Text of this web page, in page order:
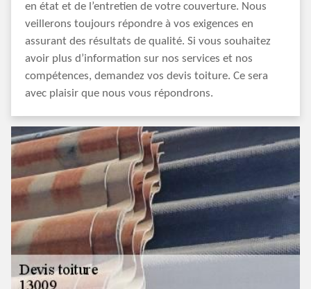
en état et de l’entretien de votre couverture. Nous
veillerons toujours répondre à vos exigences en
assurant des résultats de qualité. Si vous souhaitez
avoir plus d’information sur nos services et nos
compétences, demandez vos devis toiture. Ce sera
avec plaisir que nous vous répondrons.